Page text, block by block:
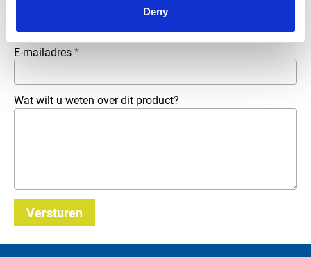
Deny
E-mailadres *
Wat wilt u weten over dit product?
Versturen